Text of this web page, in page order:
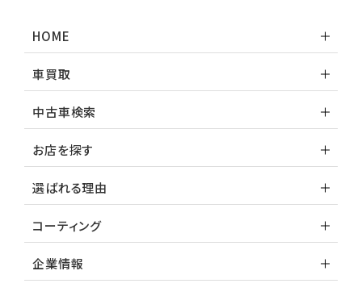
HOME
車買取
中古車検索
お店を探す
選ばれる理由
コーティング
企業情報